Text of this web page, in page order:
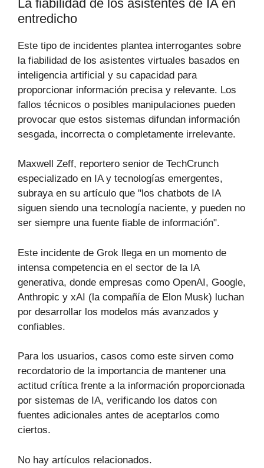
La fiabilidad de los asistentes de IA en
entredicho
Este tipo de incidentes plantea interrogantes sobre
la fiabilidad de los asistentes virtuales basados en
inteligencia artificial y su capacidad para
proporcionar información precisa y relevante. Los
fallos técnicos o posibles manipulaciones pueden
provocar que estos sistemas difundan información
sesgada, incorrecta o completamente irrelevante.
Maxwell Zeff, reportero senior de TechCrunch
especializado en IA y tecnologías emergentes,
subraya en su artículo que "los chatbots de IA
siguen siendo una tecnología naciente, y pueden no
ser siempre una fuente fiable de información".
Este incidente de Grok llega en un momento de
intensa competencia en el sector de la IA
generativa, donde empresas como OpenAI, Google,
Anthropic y xAI (la compañía de Elon Musk) luchan
por desarrollar los modelos más avanzados y
confiables.
Para los usuarios, casos como este sirven como
recordatorio de la importancia de mantener una
actitud crítica frente a la información proporcionada
por sistemas de IA, verificando los datos con
fuentes adicionales antes de aceptarlos como
ciertos.
No hay artículos relacionados.